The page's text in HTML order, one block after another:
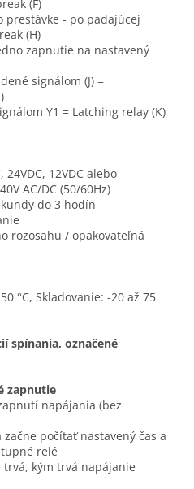
(F)
prestávke - po padajúcej
(H)
zapnutie na nastavený
signálom (J) =
Y1 = Latching relay (K)
12VDC alebo
AC/DC (50/60Hz)
do 3 hodín
rozosahu / opakovateľná
°C, Skladovanie: -20 až 75
spínania, označené
zapnutie
napájania (bez
počítať nastavený čas a
relé
kým trvá napájanie